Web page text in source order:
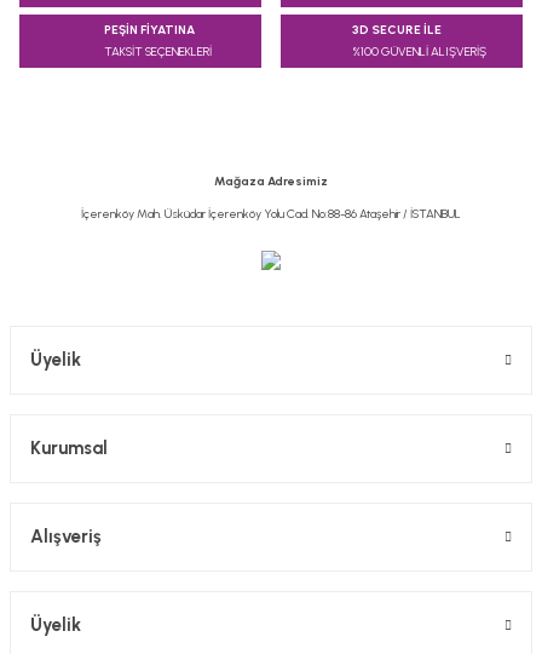
Ürün resmi kalitesiz, bozuk veya görüntülenemiyor.
PEŞİN FİYATINA
TAKSİT SEÇENEKLERİ
3D SECURE İLE
%100 GÜVENLİ ALIŞVERİŞ
Mağaza Adresimiz
İçerenköy Mah. Üsküdar İçerenköy Yolu Cad. No:88-86 Ataşehir / İSTANBUL
Üyelik
Kurumsal
Alışveriş
Üyelik